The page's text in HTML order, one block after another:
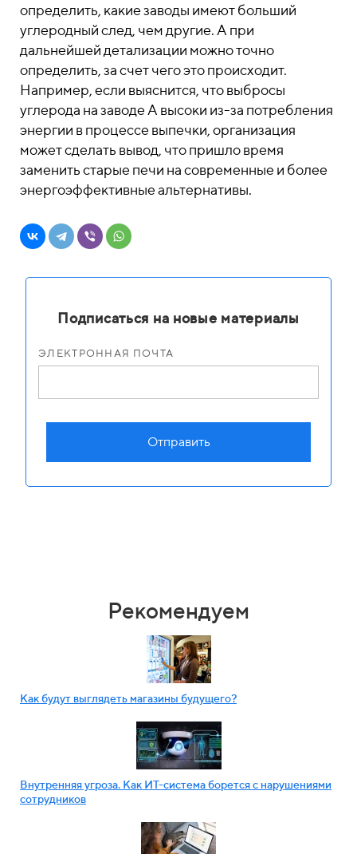
определить, какие заводы имеют больший
углеродный след, чем другие. А при
дальнейшей детализации можно точно
определить, за счет чего это происходит.
Например, если выяснится, что выбросы
углерода на заводе А высоки из-за потребления
энергии в процессе выпечки, организация
может сделать вывод, что пришло время
заменить старые печи на современные и более
энергоэффективные альтернативы.
Подписаться на новые материалы
ЭЛЕКТРОННАЯ ПОЧТА
Отправить
Рекомендуем
Как будут выглядеть магазины будущего?
Внутренняя угроза. Как ИТ-система борется с нарушениями
сотрудников